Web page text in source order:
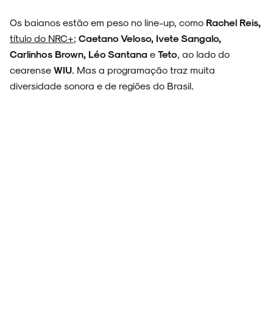
Os baianos estão em peso no line-up, como Rachel Reis,
título do NRC+; Caetano Veloso, Ivete Sangalo,
Carlinhos Brown, Léo Santana e Teto, ao lado do
cearense WIU. Mas a programação traz muita
diversidade sonora e de regiões do Brasil.